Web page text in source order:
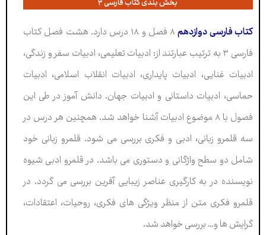
کتاب فارسی دوازدهم
۸ فصل و ۱۸ درس دارد. هشت فصل کتاب
فارسی ۳ به ترتیب عبارتند از: ادبیات تعلیمی، ادبیات سفر و زندگی،
ادبیات غنایی، ادبیات پایداری، ادبیات انقلاب اسلامی، ادبیات
حماسی، ادبیات داستانی و ادبیات جهان. دانش آموز در طی این
فصول با ۸ موضوع ادبیات آشنا خواهد شد. همچنین هر درس در
سه قلمرو زبانی، ادبی و فکری بررسی می شود. قلمرو زبانی خود
شامل دو سطح واژگانی و دستوری می باشد. در قلمرو ادبی شیوه
نویسنده در به کارگیری عناصر زیبایی آفرین بررسی می گردد. در
قلمرو فکری متن از منظر ویژگی های فکری، روحیات، اعتقادات،
گرایش ها و… بررسی خواهد شد.